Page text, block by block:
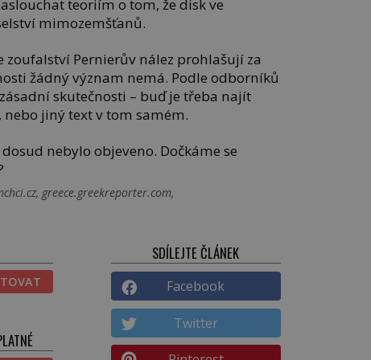
teoriím o tom, že disk ve
mimozemšťanů.
zoufalství Pernierův nález prohlašují za
žádný význam nemá. Podle odborníků
skutečnosti – buď je třeba najít
jiný text v tom samém.
nebylo objeveno. Dočkáme se
greece.greekreporter.com,
SDÍLEJTE ČLÁNEK
Facebook
Twitter